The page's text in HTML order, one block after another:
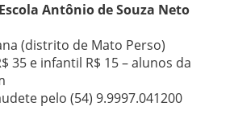
Antônio de Souza Neto
(distrito de Mato Perso)
35 e infantil R$ 15 – alunos da
pelo (54) 9.9997.041200